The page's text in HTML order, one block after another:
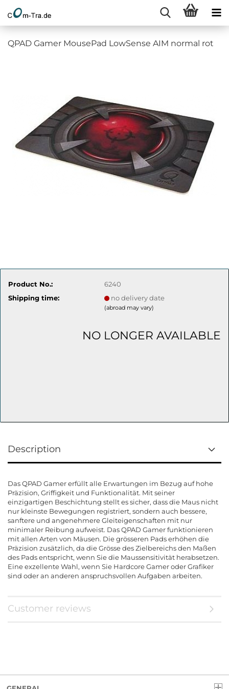
QPAD Gamer MousePad LowSense AIM normal rot
Product No.:
6240
Shipping time:
no delivery date
(abroad may vary)
NO LONGER AVAILABLE
Description
Das QPAD Gamer erfüllt alle Erwartungen im Bezug auf hohe
Präzision, Griffigkeit und Funktionalität. Mit seiner
einzigartigen Beschichtung stellt es sicher, dass die Maus nicht
nur kleinste Bewegungen registriert, sondern auch bessere,
sanftere und angenehmere Gleiteigenschaften mit nur
minimaler Reibung aufweist. Das QPAD Gamer funktionieren
mit allen Arten von Mäusen. Die grösseren Pads erhöhen die
Präzision zusätzlich, da die Grösse des Zielbereichs den Maßen
des Pads entspricht, wenn Sie die Maussensitivität herabsetzen.
Eine exzellente Wahl, wenn Sie Hardcore Gamer oder Grafiker
sind oder an anderen anspruchsvollen Aufgaben arbeiten.
Customer reviews